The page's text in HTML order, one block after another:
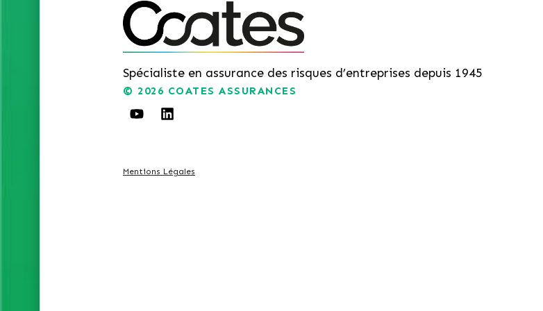
Spécialiste en assurance des risques d’entreprises depuis 1945
© 2026 COATES ASSURANCES
Mentions Légales